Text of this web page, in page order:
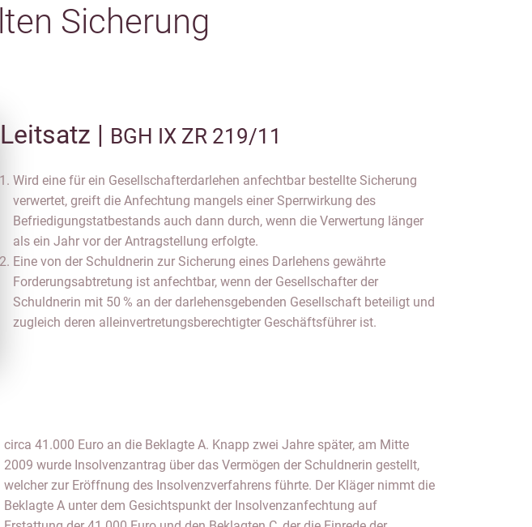
Sicherung
Leitsatz | BGH IX ZR 219/11
Wird eine für ein Gesellschafterdarlehen anfechtbar bestellte Sicherung
verwertet, greift die Anfechtung mangels einer Sperrwirkung des
Befriedigungstatbestands auch dann durch, wenn die Verwertung länger
als ein Jahr vor der Antragstellung erfolgte.
Eine von der Schuldnerin zur Sicherung eines Darlehens gewährte
Forderungsabtretung ist anfechtbar, wenn der Gesellschafter der
Schuldnerin mit 50 % an der darlehensgebenden Gesellschaft beteiligt und
zugleich deren alleinvertretungsberechtigter Geschäftsführer ist.